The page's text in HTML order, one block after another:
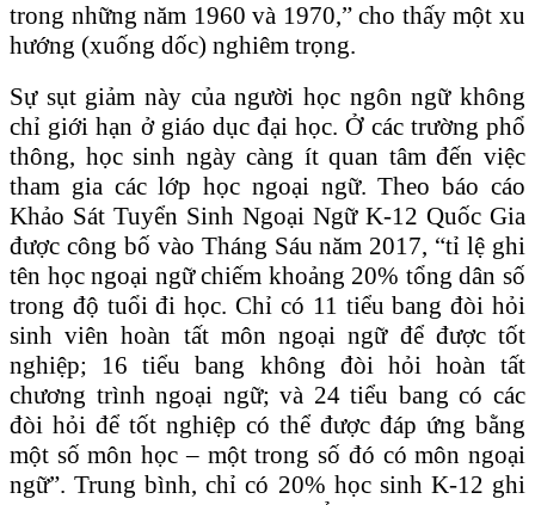
trong những năm 1960 và 1970,” cho thấy một xu
hướng (xuống dốc) nghiêm trọng.
Sự sụt giảm này của người học ngôn ngữ không
chỉ giới hạn ở giáo dục đại học. Ở các trường phổ
thông, học sinh ngày càng ít quan tâm đến việc
tham gia các lớp học ngoại ngữ. Theo báo cáo
Khảo Sát Tuyển Sinh Ngoại Ngữ K-12 Quốc Gia
được công bố vào Tháng Sáu năm 2017, “tỉ lệ ghi
tên học ngoại ngữ chiếm khoảng 20% tổng dân số
trong độ tuổi đi học. Chỉ có 11 tiểu bang đòi hỏi
sinh viên hoàn tất môn ngoại ngữ để được tốt
nghiệp; 16 tiểu bang không đòi hỏi hoàn tất
chương trình ngoại ngữ; và 24 tiểu bang có các
đòi hỏi để tốt nghiệp có thể được đáp ứng bằng
một số môn học – một trong số đó có môn ngoại
ngữ”. Trung bình, chỉ có 20% học sinh K-12 ghi